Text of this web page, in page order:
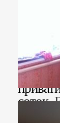
соток.